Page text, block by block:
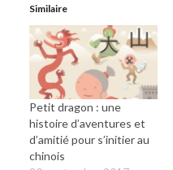
Similaire
Petit dragon : une
histoire d’aventures et
d’amitié pour s’initier au
chinois